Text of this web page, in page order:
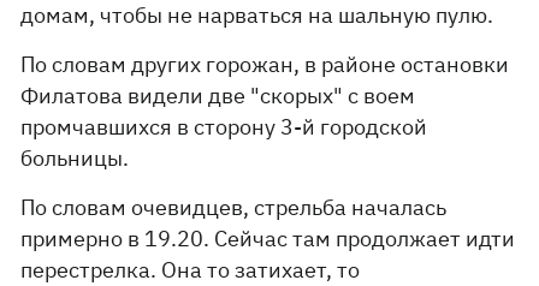
домам, чтобы не нарваться на шальную пулю.
По словам других горожан, в районе остановки
Филатова видели две "скорых" с воем
промчавшихся в сторону 3-й городской
больницы.
По словам очевидцев, стрельба началась
примерно в 19.20. Сейчас там продолжает идти
перестрелка. Она то затихает, то